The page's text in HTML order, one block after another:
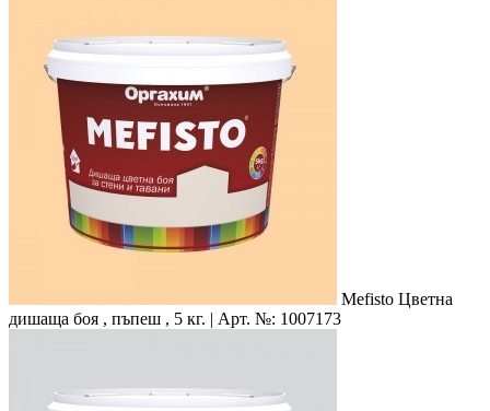
Mefisto Цветна
дишаща боя , пъпеш , 5 кг. | Арт. №: 1007173